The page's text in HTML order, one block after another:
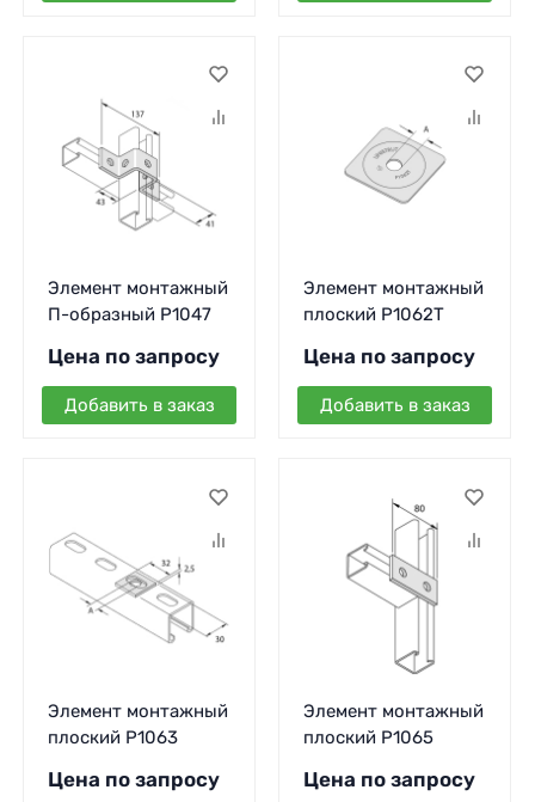
Элемент монтажный
П-образный P1047
Цена по запросу
Добавить в заказ
Элемент монтажный
плоский P1062T
Цена по запросу
Добавить в заказ
Элемент монтажный
плоский P1063
Цена по запросу
Элемент монтажный
плоский P1065
Цена по запросу